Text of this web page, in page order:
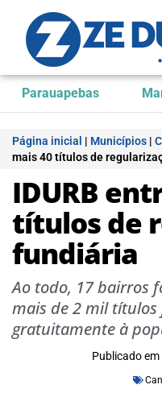
Parauapebas
Página inicial | Municípios |
mais 40 títulos de
IDURB
títulos de
fundiária
Ao todo, 17 bairros
mais de 2 mil
gratuitamente à
Publicado em